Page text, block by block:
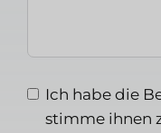
Ich habe die
stimme ihnen